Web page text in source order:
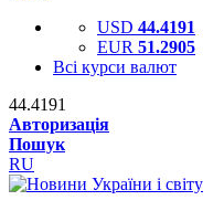
USD 44.4191
EUR 51.2905
Всі курси валют
44.4191
Авторизація
Пошук
RU